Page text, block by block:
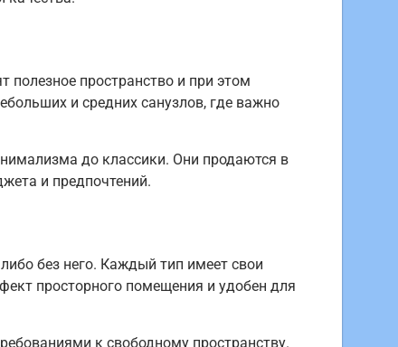
полезное пространство и при этом
и средних санузлов, где важно
до классики. Они продаются в
и предпочтений.
без него. Каждый тип имеет свои
просторного помещения и удобен для
к свободному пространству.